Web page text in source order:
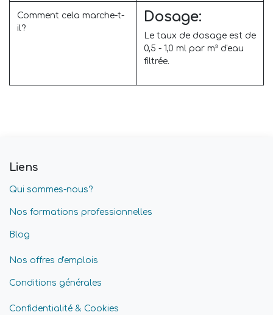
Comment cela marche-t-
il?
Dosage:
Le taux de dosage est de
0,5 - 1,0 ml par m³ d'eau
filtrée.
Liens
Qui sommes-nous?
Nos formations professionnelles
Blog
Nos offres d'emplois
Conditions générales
Confidentialité & Cookies